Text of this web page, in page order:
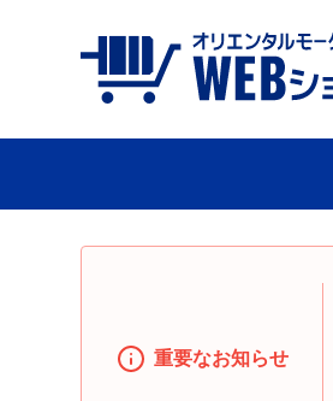
重要なお知らせ